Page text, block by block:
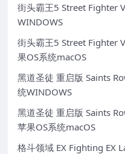
街头霸王5 Street Fighter
WINDOWS
街头霸王5 Street Fighter
果OS系统macOS
黑道圣徒 重启版 Saints
统WINDOWS
黑道圣徒 重启版 Saints
苹果OS系统macOS
格斗领域 EX Fighting EX